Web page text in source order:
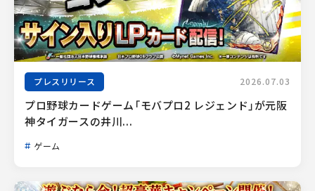
プレスリリース 2026.07.03
プロ野球カードゲーム「モバプロ2 レジェンド」が元阪
神タイガースの井川...
ゲーム